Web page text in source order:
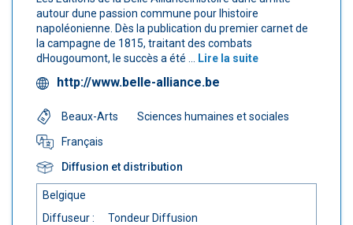
autour dune passion commune pour lhistoire
napoléonienne. Dès la publication du premier carnet de
la campagne de 1815, traitant des combats
dHougoumont, le succès a été ...
Lire la suite
http://www.belle-alliance.be
Beaux-Arts
Sciences humaines et sociales
Français
Diffusion et distribution
Belgique
Diffuseur :
Tondeur Diffusion